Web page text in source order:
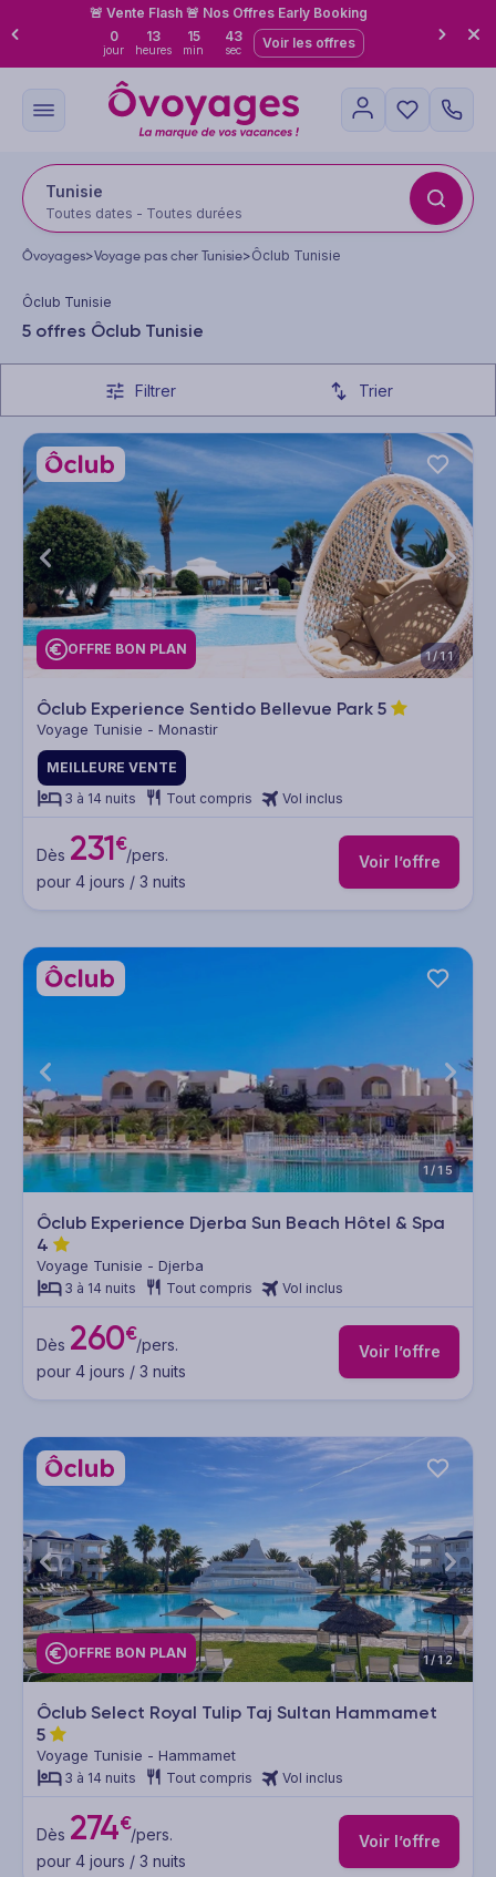
🚨 Vente Flash 🚨 Nos Offres Early Booking
0
jour
13
heures
15
min
42
sec Voir les offres
Tunisie
Toutes dates - Toutes durées
Ôvoyages>Voyage pas cher Tunisie>Ôclub Tunisie
Ôclub Tunisie
5 offres Ôclub Tunisie
Filtrer Trier
OFFRE BON PLAN 1/11
Ôclub Experience Sentido Bellevue Park 5
Voyage Tunisie - Monastir
MEILLEURE VENTE
3 à 14 nuits
Tout compris Vol inclus
Dès 231€/pers.
pour 4 jours / 3 nuits
Voir l’offre
1/15
Ôclub Experience Djerba Sun Beach Hôtel & Spa
4
Voyage Tunisie - Djerba
3 à 14 nuits Tout compris Vol inclus
Dès 260€/pers.
pour 4 jours / 3 nuits
Voir l’offre
OFFRE BON PLAN 1/12
Ôclub Select Royal Tulip Taj Sultan Hammamet
5
Voyage Tunisie - Hammamet
3 à 14 nuits Tout compris Vol inclus
Dès 274€/pers.
pour 4 jours / 3 nuits
Voir l’offre